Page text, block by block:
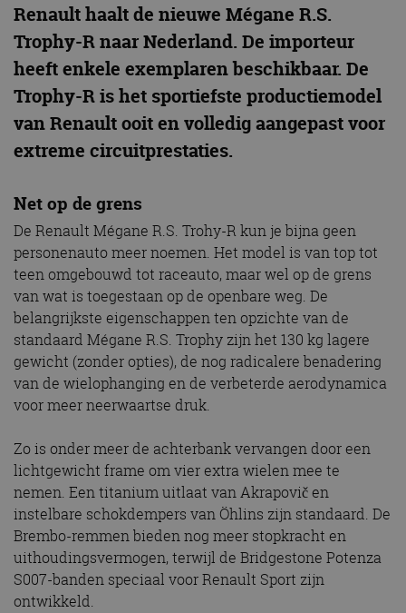
Renault haalt de nieuwe Mégane R.S.
Trophy-R naar Nederland. De importeur
heeft enkele exemplaren beschikbaar. De
Trophy-R is het sportiefste productiemodel
van Renault ooit en volledig aangepast voor
extreme circuitprestaties.
Net op de grens
De Renault Mégane R.S. Trohy-R kun je bijna geen
personenauto meer noemen. Het model is van top tot
teen omgebouwd tot raceauto, maar wel op de grens
van wat is toegestaan op de openbare weg. De
belangrijkste eigenschappen ten opzichte van de
standaard Mégane R.S. Trophy zijn het 130 kg lagere
gewicht (zonder opties), de nog radicalere benadering
van de wielophanging en de verbeterde aerodynamica
voor meer neerwaartse druk.
Zo is onder meer de achterbank vervangen door een
lichtgewicht frame om vier extra wielen mee te
nemen. Een titanium uitlaat van Akrapovič en
instelbare schokdempers van Öhlins zijn standaard. De
Brembo-remmen bieden nog meer stopkracht en
uithoudingsvermogen, terwijl de Bridgestone Potenza
S007-banden speciaal voor Renault Sport zijn
ontwikkeld.